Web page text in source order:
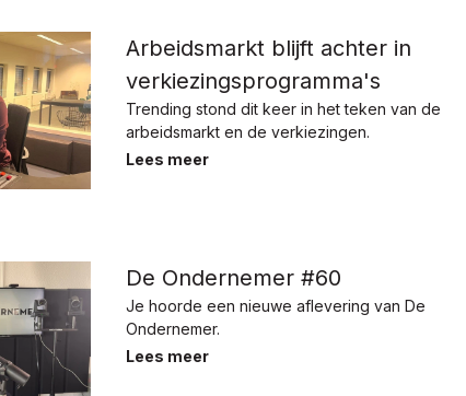
Arbeidsmarkt blijft achter in
verkiezingsprogramma's
Trending stond dit keer in het teken van de
arbeidsmarkt en de verkiezingen.
Lees meer
De Ondernemer #60
Je hoorde een nieuwe aflevering van De
Ondernemer.
Lees meer